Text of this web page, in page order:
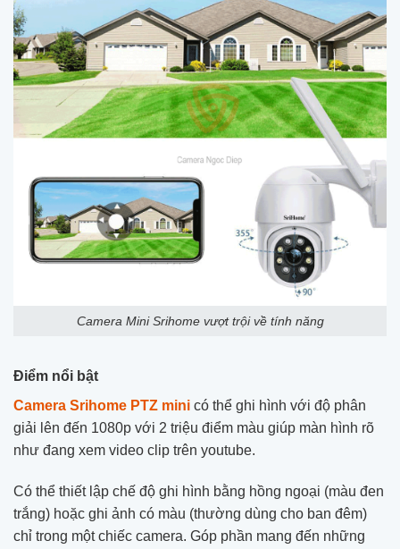
Camera Mini Srihome vượt trội về tính năng
Điểm nổi bật
Camera Srihome PTZ mini có thể ghi hình với độ phân
giải lên đến 1080p với 2 triệu điểm màu giúp màn hình rõ
như đang xem video clip trên youtube.
Có thể thiết lập chế độ ghi hình bằng hồng ngoại (màu đen
trắng) hoặc ghi ảnh có màu (thường dùng cho ban đêm)
chỉ trong một chiếc camera. Góp phần mang đến những